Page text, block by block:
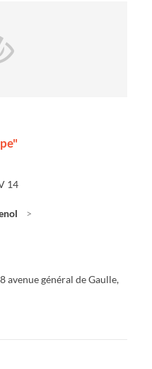
14
avenue général de Gaulle,